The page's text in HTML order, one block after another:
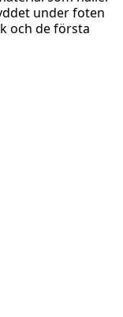
under foten
och de första